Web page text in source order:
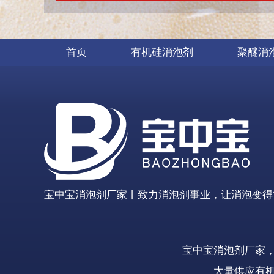
首页 有机硅消泡剂 聚醚消
宝中宝消泡剂厂家丨致力消泡剂事业，让消泡变
宝中宝消泡剂厂家
大量供应有